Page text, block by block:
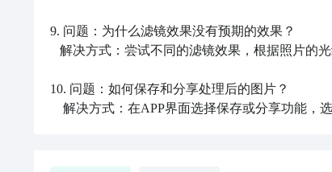
9. 问题：为什么滤镜效果没有预期的效果？
10. 问题：如何保存和分享处理后的图片？
解决方式：在APP界面选择保存或分享功能